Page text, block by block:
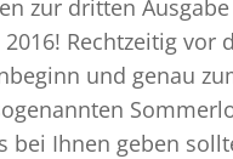
zur dritten
Rechtzeitig vor
und genau
bei Ihnen geben